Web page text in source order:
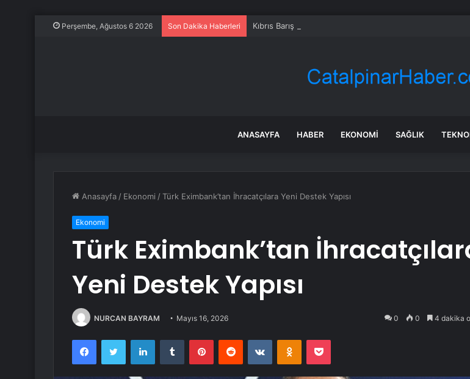
Perşembe, Ağustos 6 2026 Son Dakika Haberleri Kıbrıs Barış Harekatı’nın 52. yıl dönümünde
ANASAYFA HABER EKONOMI SAĞLIK
Anasayfa / Ekonomi /Türk Eximbank’tan İhracatçılara Yeni Destek Yapısı
Ekonomi
Türk Eximbank’tan
Yeni Destek Yapısı
NURCAN BAYRAM Mayıs 16, 2026 0 0 4 dakika
FacebookTwitter LinkedInTumblr PinterestReddit VKontakteOdnoklassniki
Pocket